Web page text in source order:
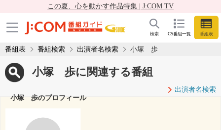
この夏、心を動かす作品特集 | J:COM TV
CS番組一覧 番組表
検索
番組表 番組検索 出演者名検索 小塚 歩
小塚 歩に関連する番組
出演者名検索
小塚 歩のプロフィール